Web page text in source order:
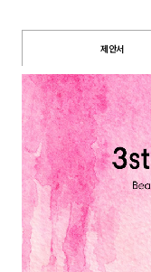
제안서